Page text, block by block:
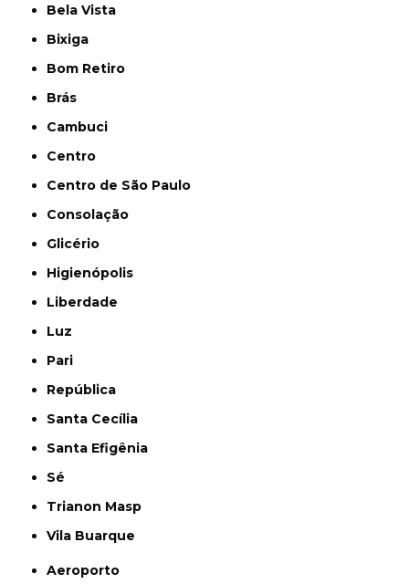
Bela Vista
Bixiga
Bom Retiro
Brás
Cambuci
Centro
Centro de São Paulo
Consolação
Glicério
Higienópolis
Liberdade
Luz
Pari
República
Santa Cecília
Santa Efigênia
Sé
Trianon Masp
Vila Buarque
Aeroporto